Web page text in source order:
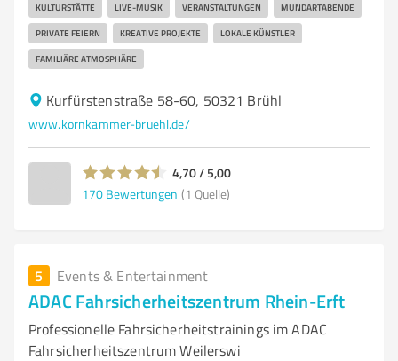
KULTURSTÄTTE LIVE-MUSIK VERANSTALTUNGEN MUNDARTABENDE
PRIVATE FEIERN KREATIVE PROJEKTE LOKALE KÜNSTLER
FAMILIÄRE ATMOSPHÄRE
Kurfürstenstraße 58-60, 50321 Brühl
www.kornkammer-bruehl.de/
4,70 / 5,00
170 Bewertungen (1 Quelle)
5 Events & Entertainment
ADAC Fahrsicherheitszentrum Rhein-Erft
Professionelle Fahrsicherheitstrainings im ADAC
Fahrsicherheitszentrum Weilerswi